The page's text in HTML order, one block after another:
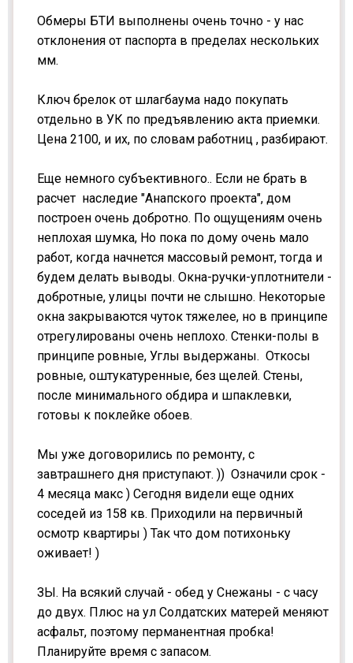
Обмеры БТИ выполнены очень точно - у нас
отклонения от паспорта в пределах нескольких
мм.
Ключ брелок от шлагбаума надо покупать
отдельно в УК по предъявлению акта приемки.
Цена 2100, и их, по словам работниц , разбирают.
Еще немного субъективного.. Если не брать в
расчет наследие "Анапского проекта", дом
построен очень добротно. По ощущениям очень
неплохая шумка, Но пока по дому очень мало
работ, когда начнется массовый ремонт, тогда и
будем делать выводы. Окна-ручки-уплотнители -
добротные, улицы почти не слышно. Некоторые
окна закрываются чуток тяжелее, но в принципе
отрегулированы очень неплохо. Стенки-полы в
принципе ровные, Углы выдержаны. Откосы
ровные, оштукатуренные, без щелей. Стены,
после минимального обдира и шпаклевки,
готовы к поклейке обоев.
Мы уже договорились по ремонту, с
завтрашнего дня приступают. )) Означили срок -
4 месяца макс ) Сегодня видели еще одних
соседей из 158 кв. Приходили на первичный
осмотр квартиры ) Так что дом потихоньку
оживает! )
ЗЫ. На всякий случай - обед у Снежаны - с часу
до двух. Плюс на ул Солдатских матерей меняют
асфальт, поэтому перманентная пробка!
Планируйте время с запасом.